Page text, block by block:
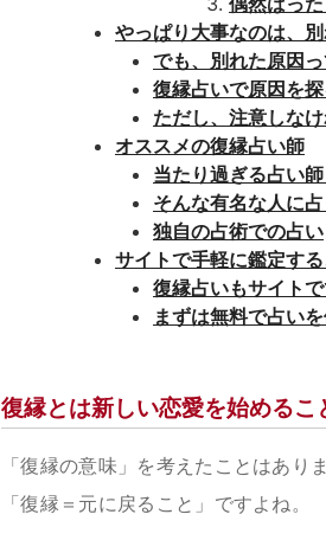
やっぱり大事なのは、
でも、別れた原因
復縁占いで原因を
ただし、注意しな
オススメの復縁占い師
当たり過ぎる占い
そんな有名な人に
独自の占術での占い
サイトで手軽に鑑定す
復縁占いもサイト
まずは無料で占い
復縁とは新しい恋愛を始めるこ
「復縁の意味」を考えたことはあり
「復縁＝元に戻ること」ですよね。